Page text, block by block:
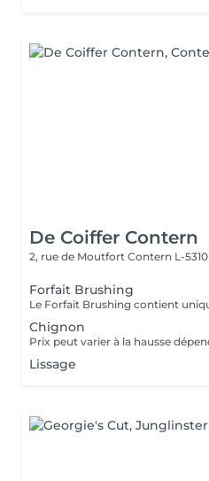
De Coiffer Contern
2, rue de Moutfort Contern L-5310
Forfait Brushing
Chignon
Lissage